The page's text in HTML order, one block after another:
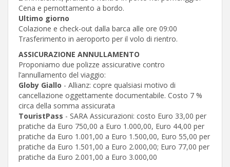
Cena e pernottamento a bordo.
Ultimo giorno
Colazione e check-out dalla barca alle ore 09:00
Trasferimento in aeroporto per il volo di rientro.
ASSICURAZIONE ANNULLAMENTO
Proponiamo due polizze assicurative contro
l’annullamento del viaggio:
Globy Giallo - Allianz: copre qualsiasi motivo di
cancellazione oggettamente documentabile. Costo 7 %
circa della somma assicurata
TouristPass - SARA Assicurazioni: costo Euro 33,00 per
pratiche da Euro 750,00 a Euro 1.000,00, Euro 44,00 per
pratiche da Euro 1.001,00 a Euro 1.500,00, Euro 55,00 per
pratiche da Euro 1.501,00 a Euro 2.000,00; Euro 77,00 per
pratiche da Euro 2.001,00 a Euro 3.000,00